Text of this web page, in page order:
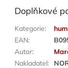
Doplňkové
Kategorie:
EAN:
Autor:
Nakladatel: